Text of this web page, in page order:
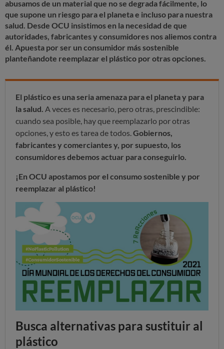
abusamos de un material que no se degrada fácilmente, lo
que supone un riesgo para el planeta e incluso para nuestra
salud. Desde OCU insistimos en la necesidad de que
autoridades, fabricantes y consumidores nos aliemos contra
él. Apuesta por ser un consumidor más sostenible
planteñandote reemplazar el plástico por otras opciones.
El plástico es una seria amenaza para el planeta y para
la salud. A veces es necesario, pero otras, prescindible:
cuando sea posible, hay que reemplazarlo por otras
opciones, y esto es tarea de todos. Gobiernos,
fabricantes y comerciantes y, por supuesto, los
consumidores debemos actuar para conseguirlo.
¡En OCU apostamos por el consumo sostenible y por
reemplazar al plástico!
Busca alternativas para sustituir al
plástico